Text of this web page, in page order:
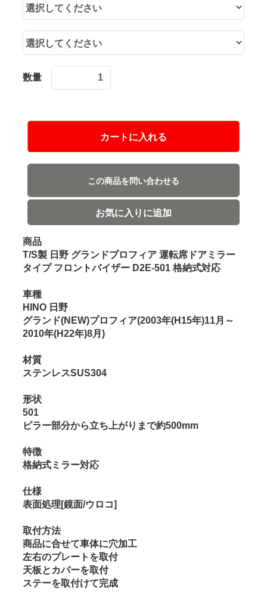
数量
カートに入れる
この商品を問い合わせる
お気に入りに追加
商品
T/S製 日野 グランドプロフィア 運転席ドアミラー
タイプ フロントバイザー D2E-501 格納式対応
車種
HINO 日野
グランド(NEW)プロフィア(2003年(H15年)11月～
2010年(H22年)8月)
材質
ステンレスSUS304
形状
501
ピラー部分から立ち上がりまで約500mm
特徴
格納式ミラー対応
仕様
表面処理[鏡面/ウロコ]
取付方法
商品に合せて車体に穴加工
左右のプレートを取付
天板とカバーを取付
ステーを取付けて完成